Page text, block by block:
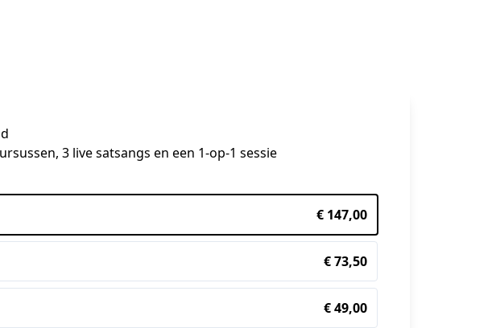
3 live satsangs en een 1-op-1 sessie
€ 147,00
€ 73,50
€ 49,00